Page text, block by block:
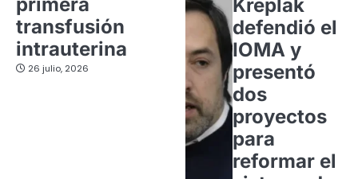
primera
transfusión
intrauterina
26 julio, 2026
Kreplak
defendió el
IOMA y
presentó
dos
proyectos
para
reformar el